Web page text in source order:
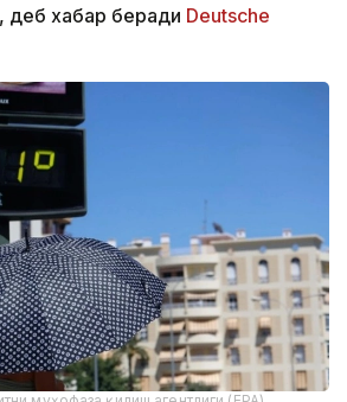
хабар беради Deutsche